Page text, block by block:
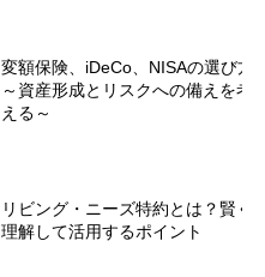
変額保険、iDeCo、NISAの選び方
～資産形成とリスクへの備えを考
える～
リビング・ニーズ特約とは？賢く
理解して活用するポイント